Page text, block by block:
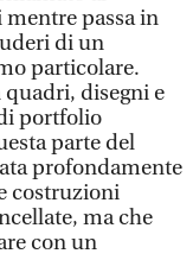
mentre passa in
di un
particolare.
disegni e
portfolio
parte del
profondamente
costruzioni
ma che
con un